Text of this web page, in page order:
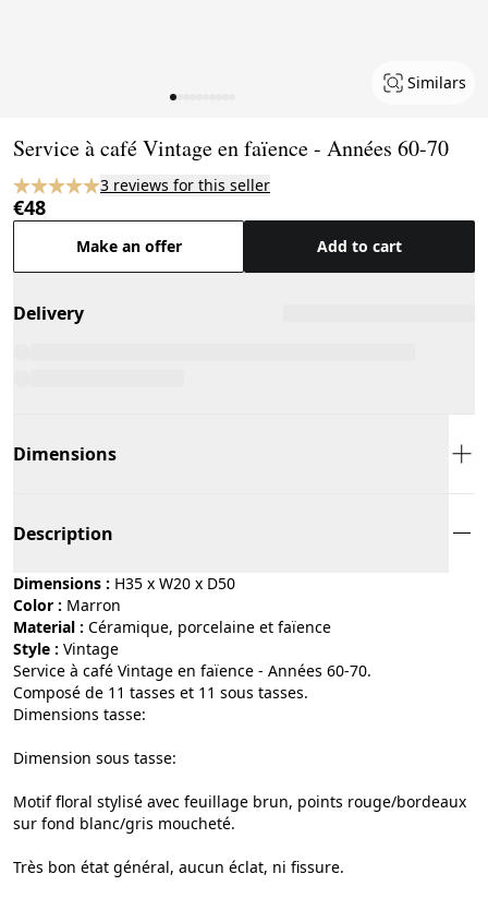
Similars
Service à café Vintage en faïence - Années 60-70
3 reviews for this seller
€48
Make an offer Add to cart
Delivery
Dimensions
Description
Dimensions : H35 x W20 x D50
Color :
marron
Material :
céramique, porcelaine et faïence
Style :
vintage
Service à café Vintage en faïence - Années 60-70.
Composé de 11 tasses et 11 sous tasses.
Dimensions tasse:
Dimension sous tasse:
Motif floral stylisé avec feuillage brun, points rouge/bordeaux
sur fond blanc/gris moucheté.
Très bon état général, aucun éclat, ni fissure.